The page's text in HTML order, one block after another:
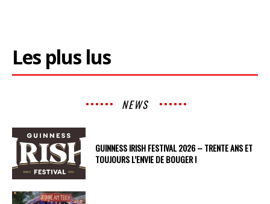
Les plus lus
NEWS
GUINNESS IRISH FESTIVAL 2026 – TRENTE ANS ET
TOUJOURS L’ENVIE DE BOUGER !